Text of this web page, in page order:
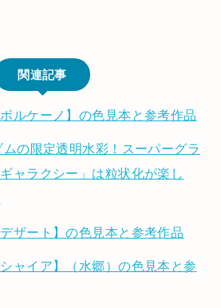
関連記事
ルケーノ】の色見本と参考作品
の限定透明水彩！スーパーグラ
ャラクシー」は粒状化が楽し
ザート】の色見本と参考作品
ャイア】（水郷）の色見本と参